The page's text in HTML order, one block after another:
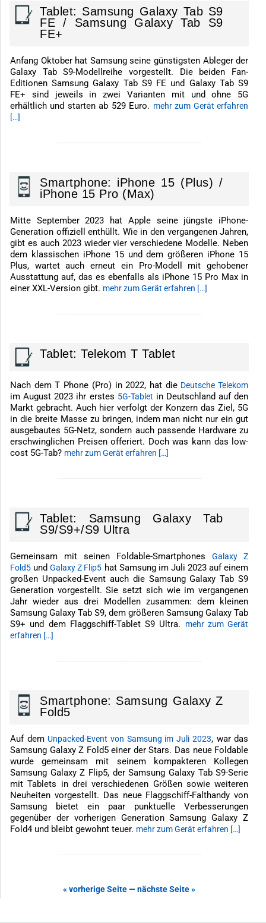
Tablet: Samsung Galaxy Tab S9
FE / Samsung Galaxy Tab S9
FE+
Anfang Oktober hat Samsung seine günstigsten Ableger der
Galaxy Tab S9-Modellreihe vorgestellt. Die beiden Fan-
Editionen Samsung Galaxy Tab S9 FE und Galaxy Tab S9
FE+ sind jeweils in zwei Varianten mit und ohne 5G
erhältlich und starten ab 529 Euro. mehr zum Gerät erfahren
[…]
Smartphone: iPhone 15 (Plus) /
iPhone 15 Pro (Max)
Mitte September 2023 hat Apple seine jüngste iPhone-
Generation offiziell enthüllt. Wie in den vergangenen Jahren,
gibt es auch 2023 wieder vier verschiedene Modelle. Neben
dem klassischen iPhone 15 und dem größeren iPhone 15
Plus, wartet auch erneut ein Pro-Modell mit gehobener
Ausstattung auf, das es ebenfalls als iPhone 15 Pro Max in
einer XXL-Version gibt. mehr zum Gerät erfahren […]
Tablet: Telekom T Tablet
Nach dem T Phone (Pro) in 2022, hat die Deutsche Telekom
im August 2023 ihr erstes 5G-Tablet in Deutschland auf den
Markt gebracht. Auch hier verfolgt der Konzern das Ziel, 5G
in die breite Masse zu bringen, indem man nicht nur ein gut
ausgebautes 5G-Netz, sondern auch passende Hardware zu
erschwinglichen Preisen offeriert. Doch was kann das low-
cost 5G-Tab? mehr zum Gerät erfahren […]
Tablet: Samsung Galaxy Tab
S9/S9+/S9 Ultra
Gemeinsam mit seinen Foldable-SmartphonesGalaxy Z
Fold5 undGalaxy Z Flip5 hat Samsung im Juli 2023 auf einem
großen Unpacked-Event auch die Samsung Galaxy Tab S9
Generation vorgestellt. Sie setzt sich wie im vergangenen
Jahr wieder aus drei Modellen zusammen: dem kleinen
Samsung Galaxy Tab S9, dem größeren Samsung Galaxy Tab
S9+ und dem Flaggschiff-Tablet S9 Ultra.
mehr zum Gerät
erfahren […]
Smartphone: Samsung Galaxy Z
Fold5
Auf dem Unpacked-Event von Samsung im Juli 2023, war das
Samsung Galaxy Z Fold5 einer der Stars. Das neue Foldable
wurde gemeinsam mit seinem kompakteren Kollegen
Samsung Galaxy Z Flip5, der Samsung Galaxy Tab S9-Serie
mit Tablets in drei verschiedenen Größen sowie weiteren
Neuheiten vorgestellt. Das neue Flaggschiff-Falthandy von
Samsung bietet ein paar punktuelle Verbesserungen
gegenüber der vorherigen Generation Samsung Galaxy Z
Fold4 und bleibt gewohnt teuer. mehr zum Gerät erfahren […]
« vorherige Seite—nächste Seite »